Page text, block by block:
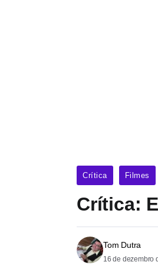
Crítica Filmes
Crítica:
Tom Dutra
16 de dezembro